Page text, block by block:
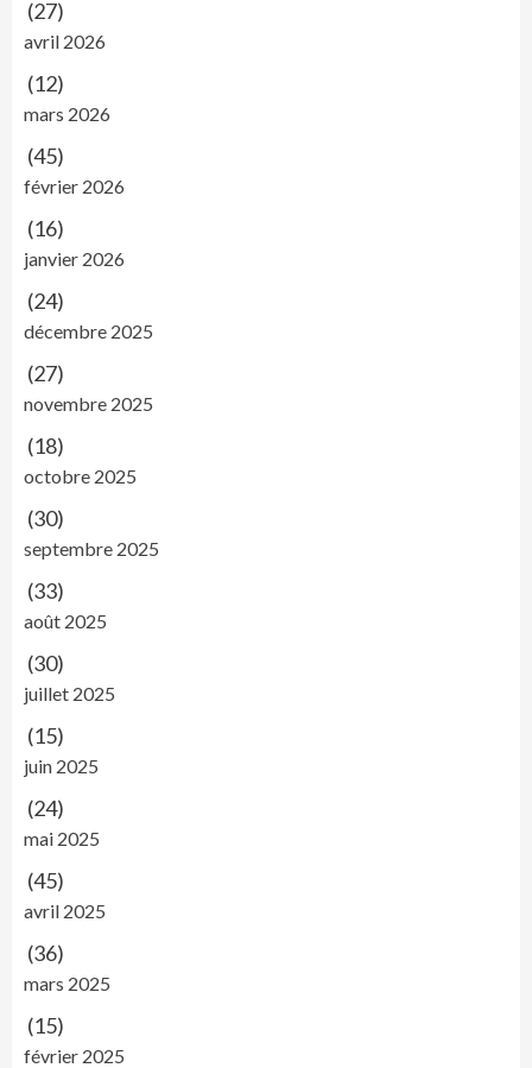
(27)
avril 2026
(12)
mars 2026
(45)
février 2026
(16)
janvier 2026
(24)
décembre 2025
(27)
novembre 2025
(18)
octobre 2025
(30)
septembre 2025
(33)
août 2025
(30)
juillet 2025
(15)
juin 2025
(24)
mai 2025
(45)
avril 2025
(36)
mars 2025
(15)
février 2025